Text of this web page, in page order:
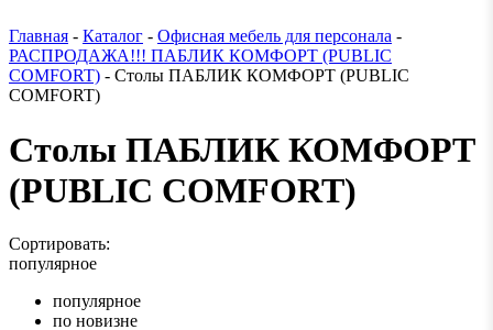
Главная - Каталог - Офисная мебель для персонала -
РАСПРОДАЖА!!! ПАБЛИК КОМФОРТ (PUBLIC
COMFORT) - Столы ПАБЛИК КОМФОРТ (PUBLIC
COMFORT)
Столы ПАБЛИК КОМФОРТ
(PUBLIC COMFORT)
Сортировать:
популярное
популярное
по новизне